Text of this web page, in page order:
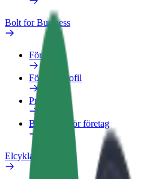
Bolt for Business
Förmåner
Företagsprofil
Produkter
Bolt Food för företag
Elcyklar